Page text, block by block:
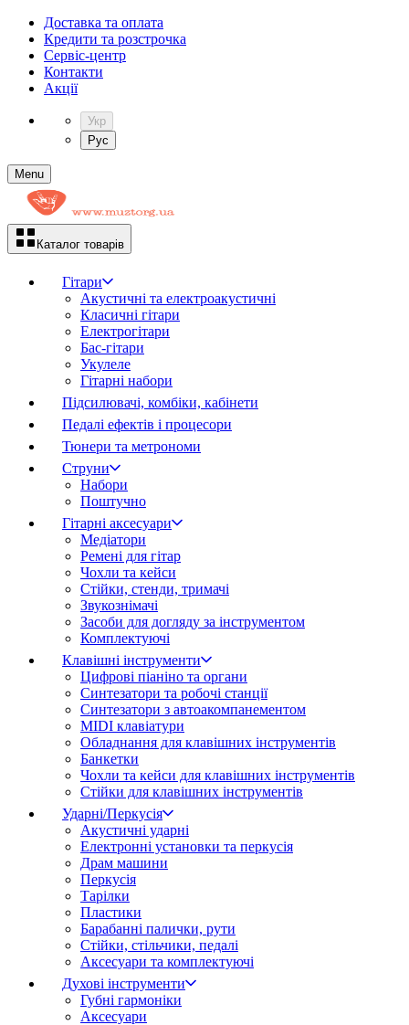
Доставка та оплата
Кредити та розстрочка
Сервіc-центр
Контакти
Акції
Укр
Рус
Menu
Каталог товарів
Гітари
Акустичні та електроакустичні
Класичні гітари
Електрогітари
Бас-гітари
Укулеле
Гітарні набори
Підсилювачі, комбіки, кабінети
Педалі ефектів і процесори
Тюнери та метрономи
Струни
Набори
Поштучно
Гітарні аксесуари
Медіатори
Ремені для гітар
Чохли та кейси
Стійки, стенди, тримачі
Звукознімачі
Засоби для догляду за інструментом
Комплектуючі
Клавішні інструменти
Цифрові піаніно та органи
Синтезатори та робочі станції
Синтезатори з автоакомпанементом
MIDI клавіатури
Обладнання для клавішних інструментів
Банкетки
Чохли та кейси для клавішних інструментів
Стійки для клавішних інструментів
Ударні/Перкусія
Акустичні ударні
Електронні установки та перкусія
Драм машини
Перкусія
Тарілки
Пластики
Барабанні палички, рути
Стійки, стільчики, педалі
Аксесуари та комплектуючі
Духові інструменти
Губні гармоніки
Аксесуари